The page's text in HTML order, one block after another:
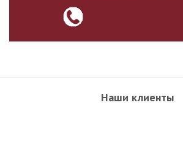
Наши клиенты